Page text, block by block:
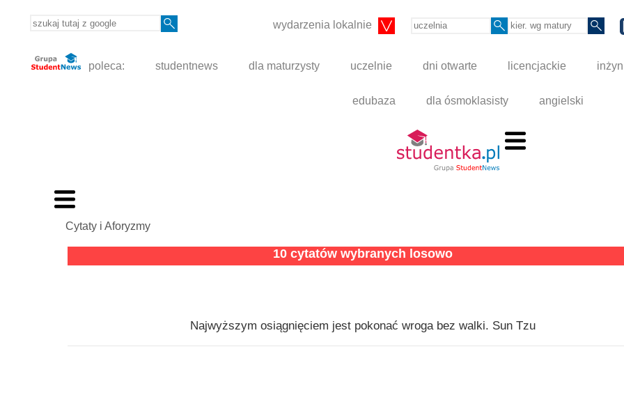
wydarzenia lokalnie
poleca: studentnews dla maturzysty uczelnie dni otwarte licencjackie
edubaza dla ósmoklasisty angielski
Cytaty i Aforyzmy
10 cytatów wybranych losowo
Najwyższym osiągnięciem jest pokonać wroga bez walki. Sun Tzu